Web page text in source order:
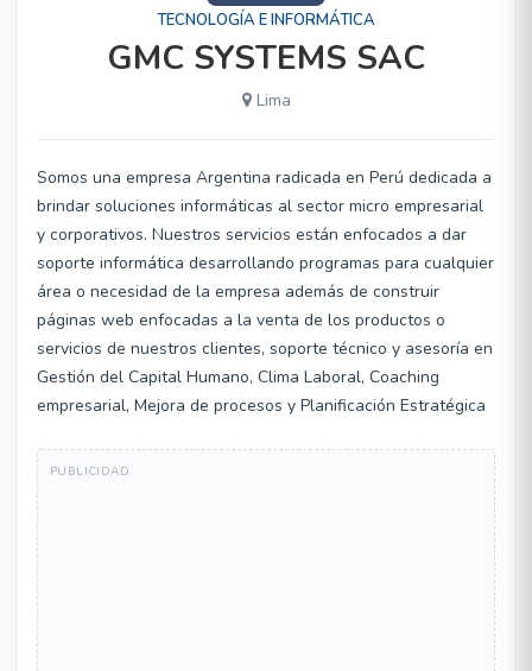
TECNOLOGÍA E INFORMÁTICA
GMC SYSTEMS SAC
Lima
Somos una empresa Argentina radicada en Perú dedicada a
brindar soluciones informáticas al sector micro empresarial
y corporativos. Nuestros servicios están enfocados a dar
soporte informática desarrollando programas para cualquier
área o necesidad de la empresa además de construir
páginas web enfocadas a la venta de los productos o
servicios de nuestros clientes, soporte técnico y asesoría en
Gestión del Capital Humano, Clima Laboral, Coaching
empresarial, Mejora de procesos y Planificación Estratégica